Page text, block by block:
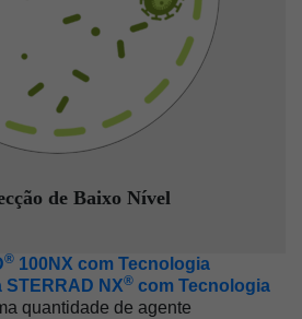
de Baixo Nível
® 100NX com Tecnologia
STERRAD NX® com Tecnologia
quantidade de agente